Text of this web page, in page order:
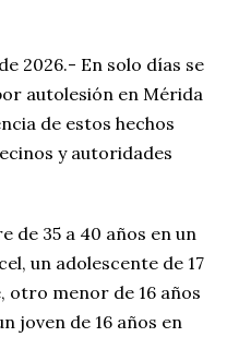
2026.- En solo días se
autolesión en Mérida
de estos hechos
y autoridades
de 35 a 40 años en un
un adolescente de 17
otro menor de 16 años
joven de 16 años en